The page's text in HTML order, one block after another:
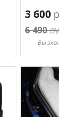
3 600
6 490
Вы